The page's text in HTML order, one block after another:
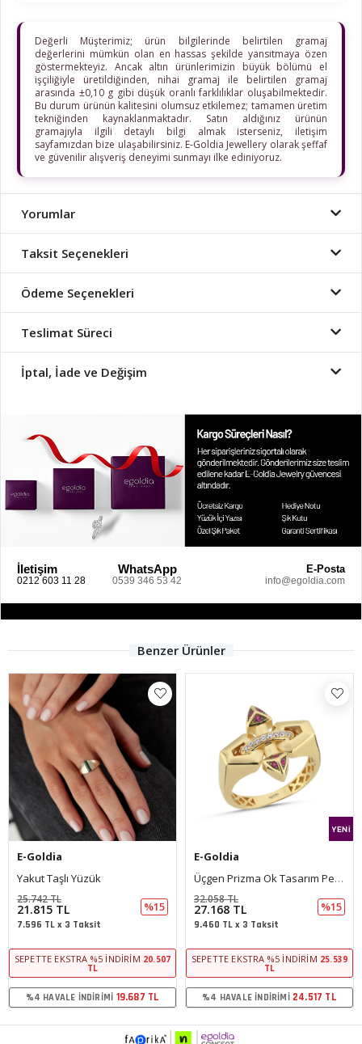
Değerli Müşterimiz; ürün bilgilerinde belirtilen gramaj
değerlerini mümkün olan en hassas şekilde yansıtmaya özen
göstermekteyiz. Ancak altın ürünlerimizin büyük bölümü el
işçiliğiyle üretildiğinden, nihai gramaj ile belirtilen gramaj
arasında ±0,10 g gibi düşük oranlı farklılıklar oluşabilmektedir.
Bu durum ürünün kalitesini olumsuz etkilemez; tamamen üretim
tekniğinden kaynaklanmaktadır. Satın aldığınız ürünün
gramajıyla ilgili detaylı bilgi almak isterseniz, iletişim
sayfamızdan bize ulaşabilirsiniz. E-Goldia Jewellery olarak şeffaf
ve güvenilir alışveriş deneyimi sunmayı ilke ediniyoruz.
Yorumlar
Taksit Seçenekleri
Ödeme Seçenekleri
Teslimat Süreci
İptal, İade ve Değişim
İletişim
0212 603 11 28
WhatsApp
0539 346 53 42
E-Posta
info@egoldia.com
Benzer Ürünler
%15
20.507
TL
Üçgen Prizma Ok Tasarım Pembe Taşlı Yüzük
27.168 TL %15
9.460 TL x 3 Taksit
SEPETTE EKSTRA %5 İNDIRIM 25.539
%4 HAVALE İNDIRIMI 24.517 TL
Midye Taşlı Yüzük
17.656 TL
6.148 TL x 3 Taksit
SEPETTE EKSTRA %5
%4 HAVALE İNDIRIMI